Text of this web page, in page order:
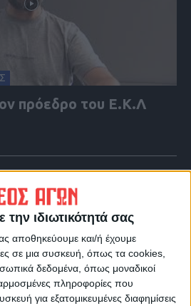
την ιδιωτικότητά σας
αποθηκεύουμε και/ή έχουμε
σε μια συσκευή, όπως τα cookies,
δεδομένα, όπως μοναδικοί
πληροφορίες που
για εξατομικευμένες διαφημίσεις
πρόεδρο του Ε.Κ.Λ